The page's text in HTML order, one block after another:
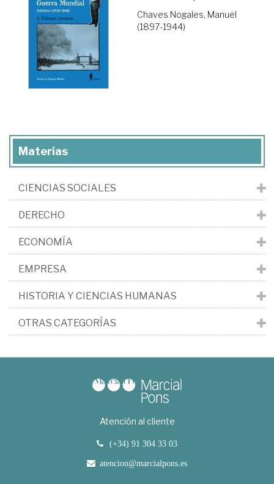
Chaves Nogales, Manuel
(1897-1944)
Materias
CIENCIAS SOCIALES
DERECHO
ECONOMÍA
EMPRESA
HISTORIA Y CIENCIAS HUMANAS
OTRAS CATEGORÍAS
Atención al cliente
(+34) 91 304 33 03
atencion@marcialpons.es